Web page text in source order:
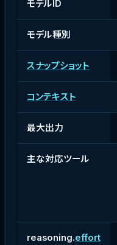
モデルID
モデル種別
スナップショット
コンテキスト
最大出力
主な対応ツール
reasoning.effort